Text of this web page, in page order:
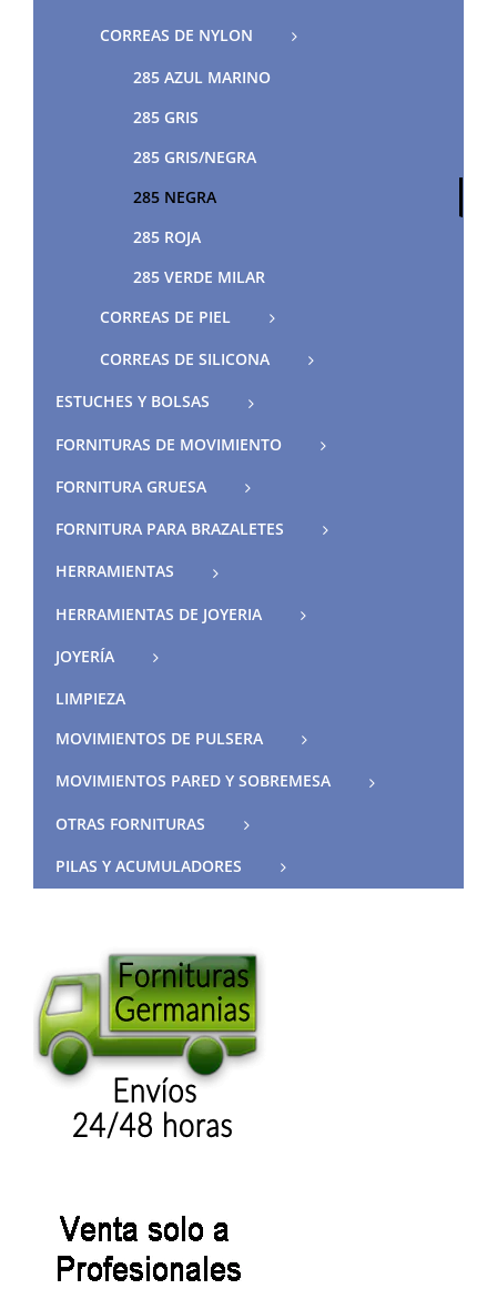
CORREAS DE NYLON
285 AZUL MARINO
285 GRIS
285 GRIS/NEGRA
285 NEGRA
285 ROJA
285 VERDE MILAR
CORREAS DE PIEL
CORREAS DE SILICONA
ESTUCHES Y BOLSAS
FORNITURAS DE MOVIMIENTO
FORNITURA GRUESA
FORNITURA PARA BRAZALETES
HERRAMIENTAS
HERRAMIENTAS DE JOYERIA
JOYERÍA
LIMPIEZA
MOVIMIENTOS DE PULSERA
MOVIMIENTOS PARED Y SOBREMESA
OTRAS FORNITURAS
PILAS Y ACUMULADORES